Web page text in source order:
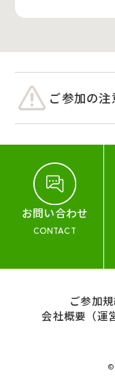
ご参加の注
お問い合わせ
CONTACT
ご参加
会社概要（運
©